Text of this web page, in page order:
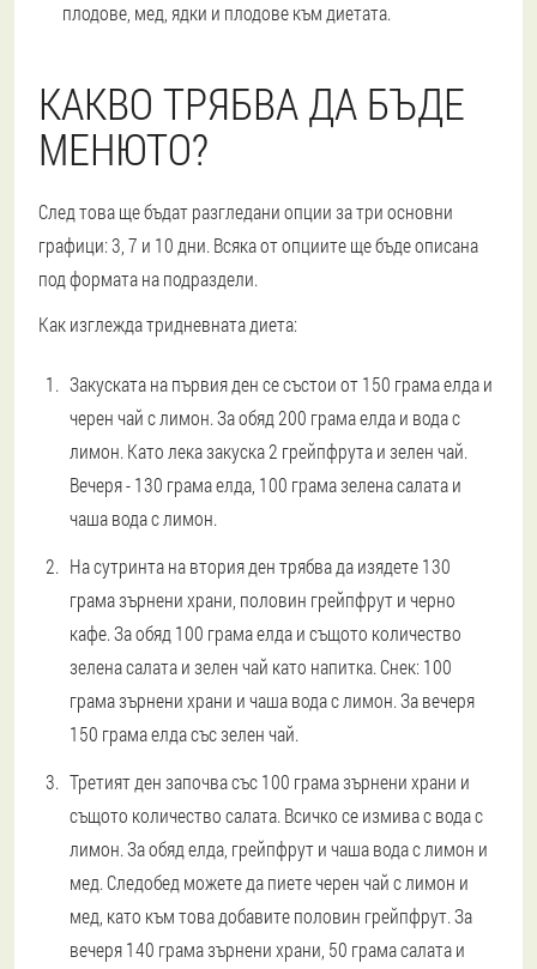
плодове, мед, ядки и плодове към диетата.
КАКВО ТРЯБВА ДА БЪДЕ
МЕНЮТО?
След това ще бъдат разгледани опции за три основни
графици: 3, 7 и 10 дни. Всяка от опциите ще бъде описана
под формата на подраздели.
Как изглежда тридневната диета:
Закуската на първия ден се състои от 150 грама елда и
черен чай с лимон. За обяд 200 грама елда и вода с
лимон. Като лека закуска 2 грейпфрута и зелен чай.
Вечеря - 130 грама елда, 100 грама зелена салата и
чаша вода с лимон.
На сутринта на втория ден трябва да изядете 130
грама зърнени храни, половин грейпфрут и черно
кафе. За обяд 100 грама елда и същото количество
зелена салата и зелен чай като напитка. Снек: 100
грама зърнени храни и чаша вода с лимон. За вечеря
150 грама елда със зелен чай.
Третият ден започва със 100 грама зърнени храни и
същото количество салата. Всичко се измива с вода с
лимон. За обяд елда, грейпфрут и чаша вода с лимон и
мед. Следобед можете да пиете черен чай с лимон и
мед, като към това добавите половин грейпфрут. За
вечеря 140 грама зърнени храни, 50 грама салата и